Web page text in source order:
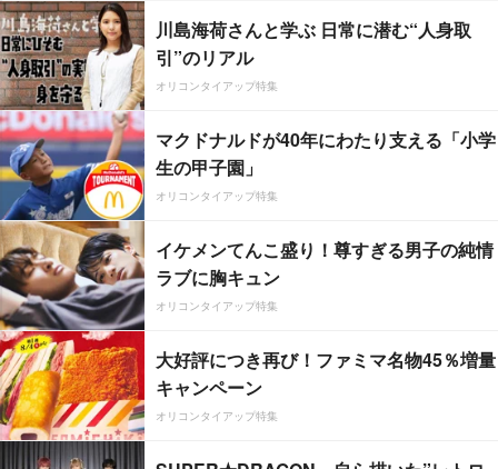
川島海荷さんと学ぶ 日常に潜む“人身取
引”のリアル
オリコンタイアップ特集
マクドナルドが40年にわたり支える「小学
生の甲子園」
オリコンタイアップ特集
イケメンてんこ盛り！尊すぎる男子の純情
ラブに胸キュン
オリコンタイアップ特集
大好評につき再び！ファミマ名物45％増量
キャンペーン
オリコンタイアップ特集